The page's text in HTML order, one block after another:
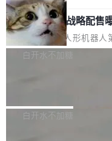
家基线 95.4%。 不是又一
器 Prime Agent 的架构和
agent 有本质区别。大多
计是基于早期模型的能力
是项目级别的官方立场，目
但它可能是主流开源项目
细致的一份规则。 政策的
可以用来分析、提炼、审
不得生成涉及安全性的关键
宇树科技 IPO 战略配售
ek 获配 93.3 万股，锁
8月6日晚间，“人形机器人
有限公司披露IPO发行价格
36个月。 公告显示，本次
白开水不加糖
Bug fixes and
白开水不加糖